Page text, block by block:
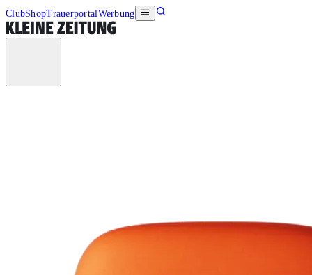
ClubShopTrauerportalWerbung